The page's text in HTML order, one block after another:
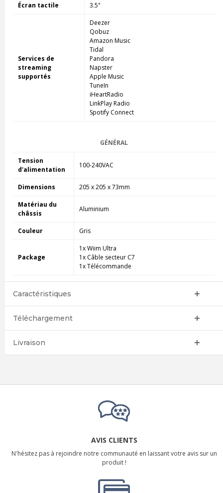
Écran tactile 3.5"
Services de
streaming
supportés
Deezer
Qobuz
Amazon Music
Tidal
Pandora
Napster
Apple Music
TuneIn
iHeartRadio
LinkPlay Radio
Spotify Connect
GÉNÉRAL
Tension
d'alimentation
100-240VAC
Dimensions 205 x 205 x 73mm
Matériau du
châssis
Aluminium
Couleur Gris
Package
1x Wiim Ultra
1x Câble secteur C7
1x Télécommande
Caractéristiques
Téléchargement
Livraison
AVIS CLIENTS
N'hésitez pas à rejoindre notre communauté en laissant votre avis sur un
produit !